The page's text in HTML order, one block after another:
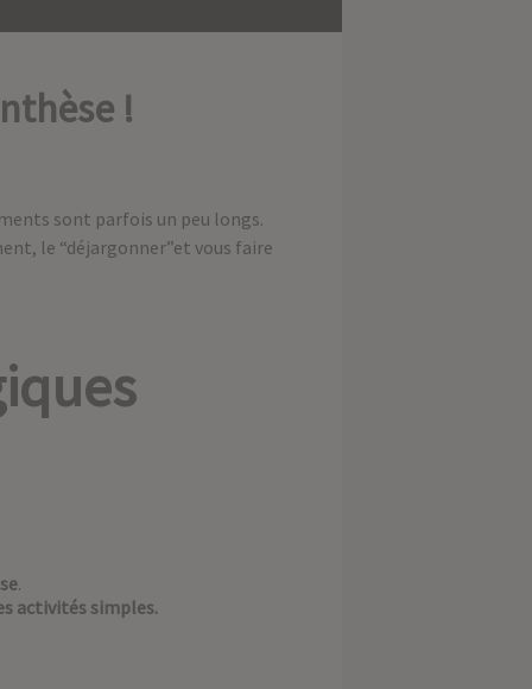
!
sont parfois un peu longs.
le “déjargonner”et vous faire
.
activités simples.